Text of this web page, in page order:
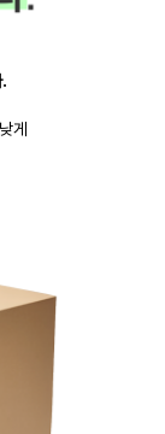
게